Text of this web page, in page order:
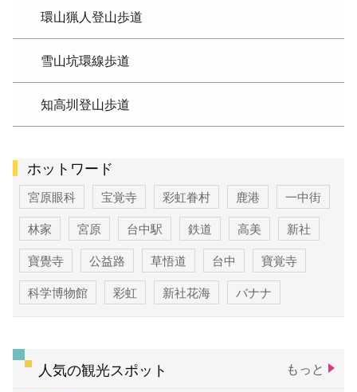
環山猟人登山歩道
雪山坑環線歩道
知高圳登山歩道
ホットワード
宮原眼科 宝覚寺 彩虹眷村 鹿港
一中街
林家
宮原 台中駅 鉄道 高美
新社
寶覺寺
公益路 草悟道 台中
寶覚寺
科学博物館
彩虹 新社花海 バナナ
人気の観光スポット もっと